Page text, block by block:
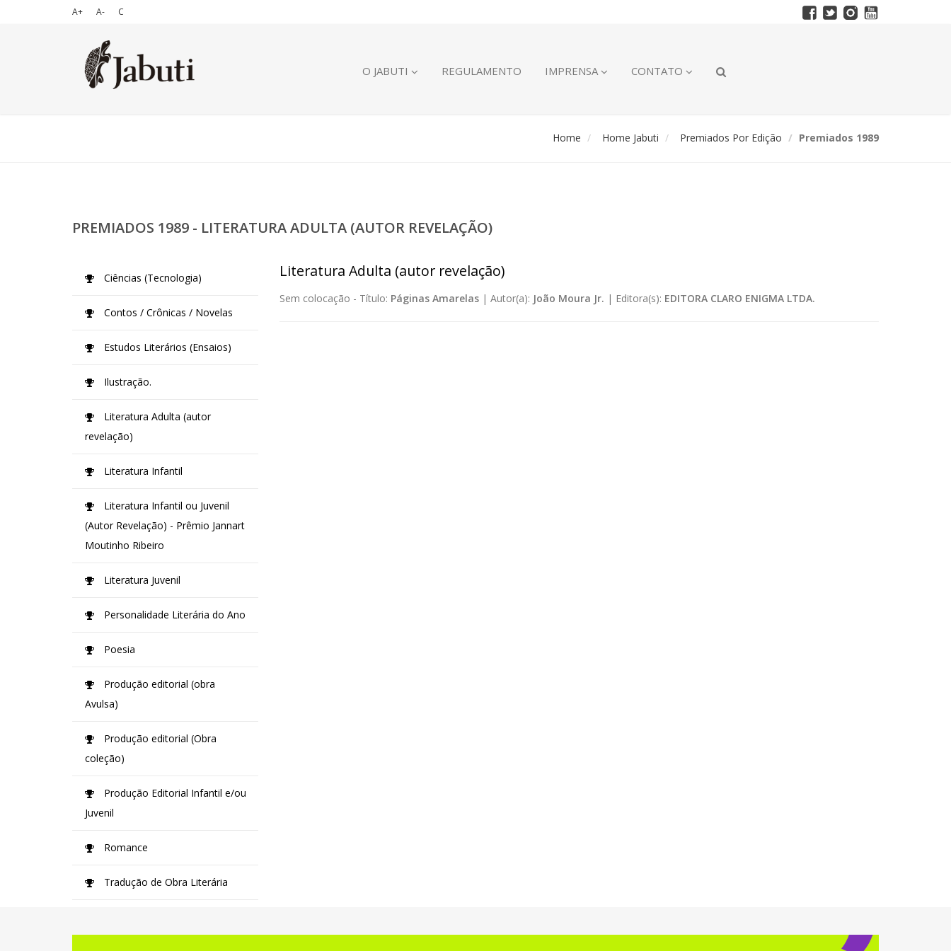
A+ A- C
O JABUTI REGULAMENTO IMPRENSA CONTATO
Home Home Jabuti Premiados Por Edição Premiados 1989
PREMIADOS 1989 - LITERATURA ADULTA (AUTOR REVELAÇÃO)
Literatura Adulta (autor revelação)
Sem colocação - Título: Páginas Amarelas| Autor(a): João Moura Jr. | Editora(s): EDITORA CLARO ENIGMA LTDA.
Ciências (Tecnologia)
Contos / Crônicas / Novelas
Estudos Literários (Ensaios)
Ilustração.
Literatura Adulta (autor
revelação)
Literatura Infantil
Literatura Infantil ou Juvenil
(Autor Revelação) - Prêmio Jannart
Moutinho Ribeiro
Literatura Juvenil
Personalidade Literária do Ano
Poesia
Produção editorial (obra
Avulsa)
Produção editorial (Obra
coleção)
Produção Editorial Infantil e/ou
Juvenil
Romance
Tradução de Obra Literária